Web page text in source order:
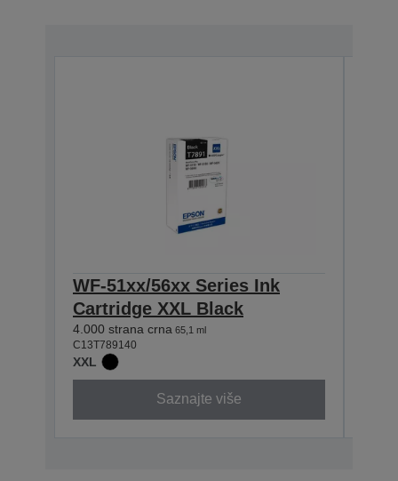
WF-51xx/56xx Series Ink
Cartridge XXL Black
4.000 strana crna 65,1 ml
C13T789140
XXL
Saznajte više